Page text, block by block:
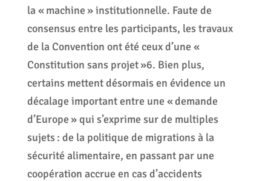
la « machine » institutionnelle. Faute de
consensus entre les participants, les travaux
de la Convention ont été ceux d’une «
Constitution sans projet »6. Bien plus,
certains mettent désormais en évidence un
décalage important entre une « demande
d’Europe » qui s’exprime sur de multiples
sujets : de la politique de migrations à la
sécurité alimentaire, en passant par une
coopération accrue en cas d’accidents